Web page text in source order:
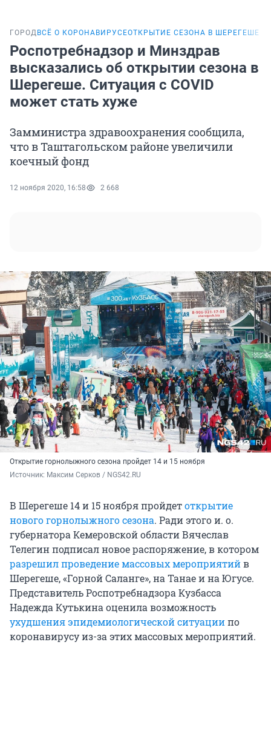
ГОРОД ВСЁ О КОРОНАВИРУСЕОТКРЫТИЕ СЕЗОНА В ШЕРЕГЕШЕ
Роспотребнадзор и Минздрав
высказались об открытии сезона в
Шерегеше. Ситуация с COVID
может стать хуже
Замминистра здравоохранения сообщила,
что в Таштагольском районе увеличили
коечный фонд
12 ноября 2020, 16:58 2 668
Открытие горнолыжного сезона пройдет 14 и 15 ноября
Источник: Максим Серков / NGS42.RU
В Шерегеше 14 и 15 ноября пройдетоткрытие
нового горнолыжного сезона. Ради этого и. о.
губернатора Кемеровской области Вячеслав
Телегин подписал новое распоряжение, в котором
разрешил проведение массовых мероприятийв
Шерегеше, «Горной Саланге», на Танае и на Югусе.
Представитель Роспотребнадзора Кузбасса
Надежда Кутькина оценила возможность
ухудшения эпидемиологической ситуациипо
коронавирусу из-за этих массовых мероприятий.